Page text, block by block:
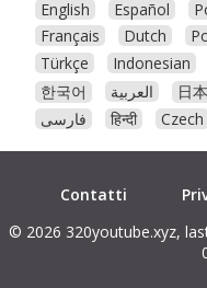
English Español
Français
Dutch
Türkçe
Indonesian
한국어
العربية 日
فارسی
हिन्दी Czech
Contatti
© 2026 320youtube.xyz,